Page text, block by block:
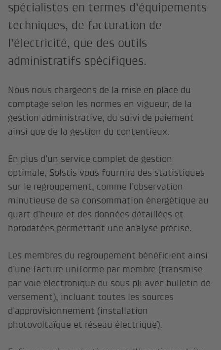
spécialistes en termes d’équipements
techniques, de facturation de
l’électricité, que des outils
administratifs spécifiques.
Nous nous chargeons de la mise en place du
comptage selon les normes en vigueur, de la
gestion administrative, du suivi de paiement
ainsi que de la gestion du contentieux.
En plus d’un service complet de gestion
optimale, Solstis vous fournira des statistiques
sur le regroupement, comme l’observation
minutieuse de sa consommation énergétique au
quart d’heure et des données détaillées et
horodatées permettant une analyse précise.
Les membres du regroupement bénéficient ainsi
d’une facture uniforme par membre (transmise
par voie électronique ou sous pli avec bulletin de
versement), incluant toutes les sources
d’approvisionnement (installation
photovoltaïque et réseau électrique).